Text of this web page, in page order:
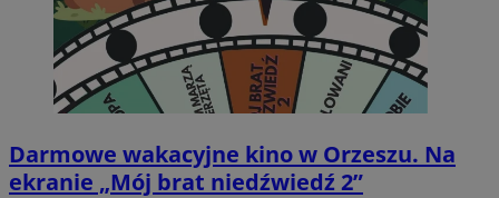
Darmowe wakacyjne kino w Orzeszu. Na
ekranie „Mój brat niedźwiedź 2”